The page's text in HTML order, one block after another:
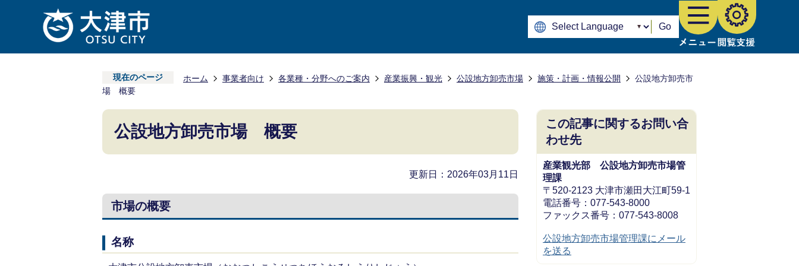
Go
現在のページ ホーム 事業者向け 各業種・分野へのご案内 産業振興・観光 公設地方卸売市場 施策・計画・情報公開
公設地方卸売市
場 概要
公設地方卸売市場 概要
更新日：2026年03月11日
市場の概要
名称
この記事に関するお問い合
わせ先
産業観光部 公設地方卸売市場管
理課
〒520-2123 大津市瀬田大江町59-1
電話番号：077-543-8000
ファックス番号：077-543-8008
公設地方卸売市場管理課にメール
を送る